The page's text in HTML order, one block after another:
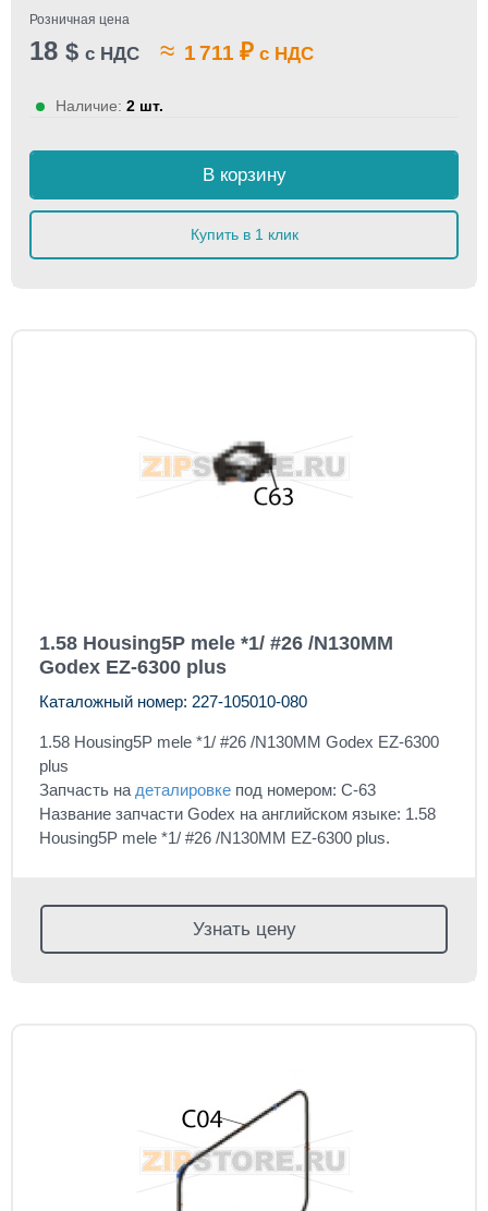
Розничная цена
18 $ с НДС ≈ 1 711 ₽ с НДС
Наличие: 2 шт.
В корзину
Купить в 1 клик
1.58 Housing5P mele *1/ #26 /N130MM
Godex EZ-6300 plus
Каталожный номер: 227-105010-080
1.58 Housing5P mele *1/ #26 /N130MM Godex EZ-6300
plus
Запчасть на деталировке под номером: C-63
Название запчасти Godex на английском языке: 1.58
Housing5P mele *1/ #26 /N130MM EZ-6300 plus.
Узнать цену